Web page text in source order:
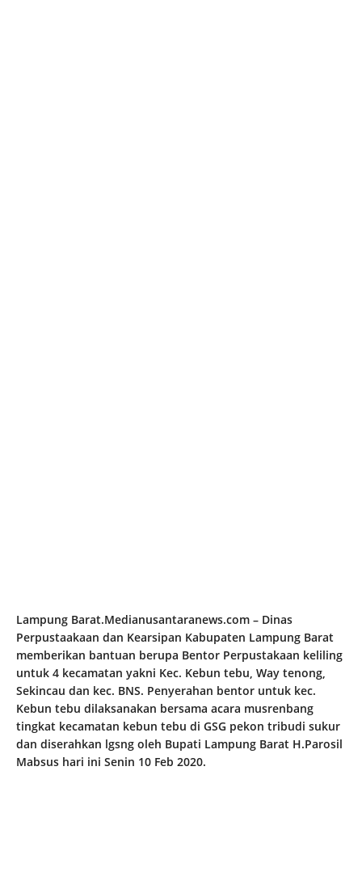
Lampung Barat.Medianusantaranews.com – Dinas
Perpustaakaan dan Kearsipan Kabupaten Lampung Barat
memberikan bantuan berupa Bentor Perpustakaan keliling
untuk 4 kecamatan yakni Kec. Kebun tebu, Way tenong,
Sekincau dan kec. BNS. Penyerahan bentor untuk kec.
Kebun tebu dilaksanakan bersama acara musrenbang
tingkat kecamatan kebun tebu di GSG pekon tribudi sukur
dan diserahkan lgsng oleh Bupati Lampung Barat H.Parosil
Mabsus hari ini Senin 10 Feb 2020.